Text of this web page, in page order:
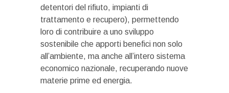
detentori del rifiuto, impianti di
trattamento e recupero), permettendo
loro di contribuire a uno sviluppo
sostenibile che apporti benefici non solo
all’ambiente, ma anche all’intero sistema
economico nazionale, recuperando nuove
materie prime ed energia.